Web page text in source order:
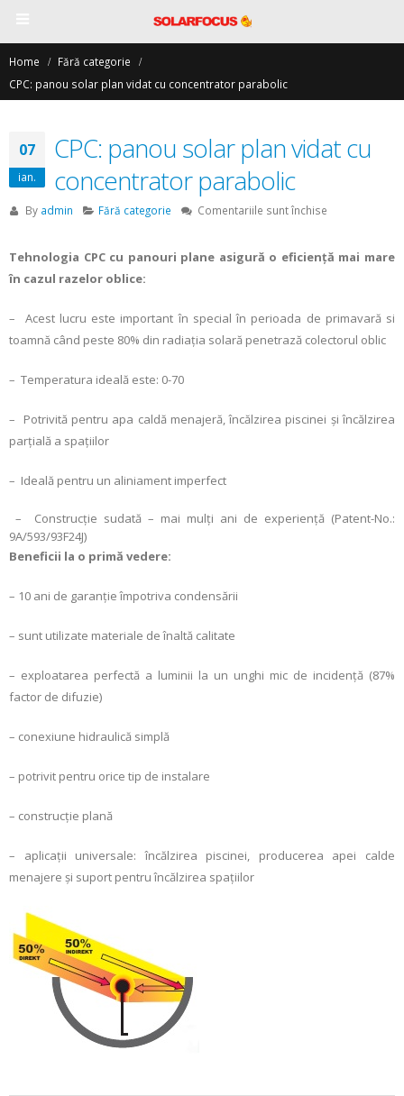
Home
Fără categorie
CPC: panou solar plan vidat cu concentrator parabolic
07
ian.
CPC: panou solar plan vidat cu
concentrator parabolic
By admin Fără categorie Comentariile sunt închise
solar
cu
concentrator
Tehnologia CPC cu panouri plane asigură o eficienţă mai mare
în cazul razelor oblice:
– Acest lucru este important în special în perioada de primavară si
toamnă când peste 80% din radiaţia solară penetrază colectorul oblic
– Temperatura ideală este: 0-70
– Potrivită pentru apa caldă menajeră, încălzirea piscinei şi încălzirea
parţială a spaţiilor
– Ideală pentru un aliniament imperfect
– Construcţie sudată – mai mulţi ani de experienţă (Patent-No.:
9A/593/93F24J)
Beneficii la o primă vedere:
– 10 ani de garanţie împotriva condensării
– sunt utilizate materiale de înaltă calitate
– exploatarea perfectă a luminii la un unghi mic de incidenţă (87%
factor de difuzie)
– conexiune hidraulică simplă
– potrivit pentru orice tip de instalare
– construcţie plană
– aplicaţii universale: încălzirea piscinei, producerea apei calde
menajere şi suport pentru încălzirea spaţiilor